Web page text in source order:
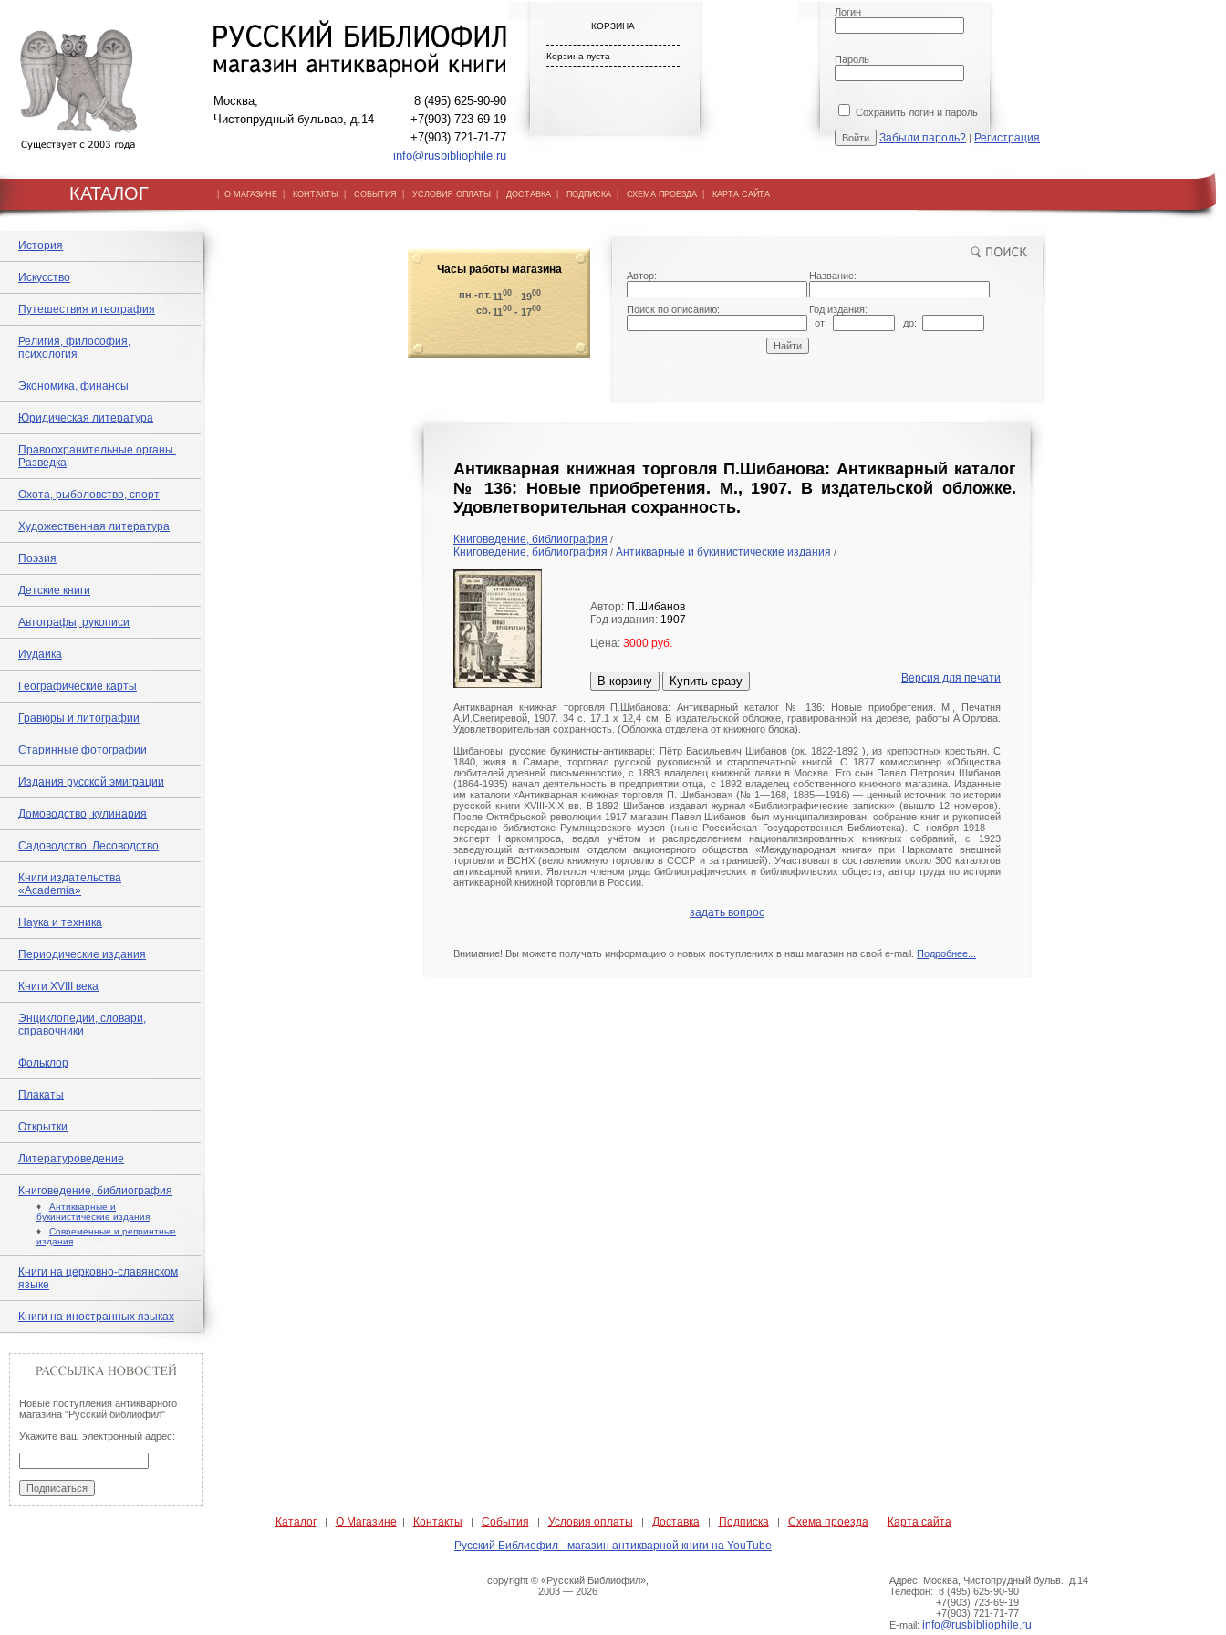
Москва,
Чистопрудный бульвар, д.14
8 (495) 625-90-90
+7(903) 723-69-19
+7(903) 721-71-77
info@rusbibliophile.ru
КОРЗИНА
Корзина пуста
Логин
Пароль
Сохранить логин и пароль
Забыли пароль? | Регистрация
КАТАЛОГ | О МАГАЗИНЕ | КОНТАКТЫ | СОБЫТИЯ | УСЛОВИЯ ОПЛАТЫ | ДОСТАВКА | ПОДПИСКА | СХЕМА ПРОЕЗДА | КАРТА САЙТА
История
Искусство
Путешествия и география
Религия, философия,
психология
Экономика, финансы
Юридическая литература
Правоохранительные органы.
Разведка
Охота, рыболовство, спорт
Художественная литература
Поэзия
Детские книги
Автографы, рукописи
Иудаика
Географические карты
Гравюры и литографии
Старинные фотографии
Издания русской эмиграции
Домоводство, кулинария
Садоводство. Лесоводство
Книги издательства
«Academia»
Наука и техника
Периодические издания
Книги XVIII века
Энциклопедии, словари,
справочники
Фольклор
Плакаты
Открытки
Литературоведение
Книговедение, библиография
♦ Антикварные и
букинистические издания
♦ Современные и репринтные
издания
Книги на церковно-славянском
языке
Книги на иностранных языках
Новые поступления антикварного
магазина "Русский библиофил"
Укажите ваш электронный адрес:
Часы работы магазина
пн.-пт.1100 - 1900
сб.1100 - 1700
Автор: Название:
Поиск по описанию:
Год издания:
от:
до:
Антикварная книжная торговля П.Шибанова: Антикварный каталог
№ 136: Новые приобретения. М., 1907. В издательской обложке.
Удовлетворительная сохранность.
Книговедение, библиография /
Книговедение, библиография / Антикварные и букинистические издания /
Автор: П.Шибанов
Год издания: 1907
Цена: 3000 руб.
В корзину Купить сразу Версия для печати
Антикварная книжная торговля П.Шибанова: Антикварный каталог № 136: Новые приобретения. М., Печатня
А.И.Снегиревой, 1907. 34 с. 17.1 х 12,4 см. В издательской обложке, гравированной на дереве, работы А.Орлова.
Удовлетворительная сохранность. (Обложка отделена от книжного блока).
Шибановы, русские букинисты-антиквары: Пётр Васильевич Шибанов (ок. 1822-1892 ), из крепостных крестьян. С
1840, живя в Самаре, торговал русской рукописной и старопечатной книгой. С 1877 комиссионер «Общества
любителей древней письменности», с 1883 владелец книжной лавки в Москве. Его сын Павел Петрович Шибанов
(1864-1935) начал деятельность в предприятии отца, с 1892 владелец собственного книжного магазина. Изданные
им каталоги «Антикварная книжная торговля П. Шибанова» (№ 1—168, 1885—1916) — ценный источник по истории
русской книги XVIII-XIX вв. В 1892 Шибанов издавал журнал «Библиографические записки» (вышло 12 номеров).
После Октябрьской революции 1917 магазин Павел Шибанов был муниципализирован, собрание книг и рукописей
передано библиотеке Румянцевского музея (ныне Российская Государственная Библиотека). С ноября 1918 —
эксперт Наркомпроса, ведал учётом и распределением национализированных книжных собраний, с 1923
заведующий антикварным отделом акционерного общества «Международная книга» при Наркомате внешней
торговли и ВСНХ (вело книжную торговлю в СССР и за границей). Участвовал в составлении около 300 каталогов
антикварной книги. Являлся членом ряда библиографических и библиофильских обществ, автор труда по истории
антикварной книжной торговли в России.
задать вопрос
Внимание! Вы можете получать информацию о новых поступлениях в наш магазин на свой e-mail. Подробнее...
Каталог| О Магазине | Контакты | События | Условия оплаты | Доставка | Подписка | Схема проезда |
Карта сайта
Русский Библиофил - магазин антикварной книги на YouTube
copyright © «Русский Библиофил»,
2003 — 2026
Адрес: Москва, Чистопрудный бульв., д.14
Телефон: 8 (495) 625-90-90
+7(903) 723-69-19
+7(903) 721-71-77
E-mail: info@rusbibliophile.ru